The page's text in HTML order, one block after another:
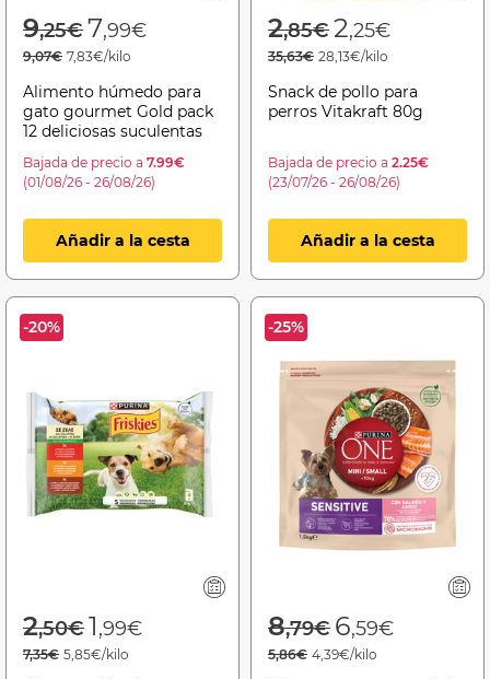
Price reduced from
9,25€to
7,99€
9,07€ 7,83€/kilo
Alimento húmedo para
gato gourmet Gold pack
12 deliciosas suculentas
Bajada de precio a 7.99€
(01/08/26 - 26/08/26)
Añadir a la cesta
Price reduced
2,85€to
2,25€
35,63€ 28,13€/kilo
Snack de pollo para
perros Vitakraft 80g
Bajada de precio a 2.25€
(23/07/26 - 26/08/26)
Añadir a la cesta
-20%
Price reduced from
2,50€to
1,99€
7,35€ 5,85€/kilo
-25%
Price reduced
8,79€to
6,59€
5,86€ 4,39€/kilo